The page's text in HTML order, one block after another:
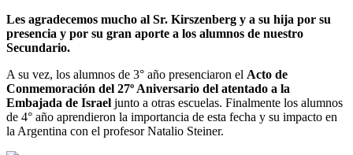
Les agradecemos mucho al Sr. Kirszenberg y a su hija por su
presencia y por su gran aporte a los alumnos de nuestro
Secundario.
A su vez, los alumnos de 3° año presenciaron el Acto de
Conmemoración del 27º Aniversario del atentado a la
Embajada de Israel junto a otras escuelas. Finalmente los alumnos
de 4° año aprendieron la importancia de esta fecha y su impacto en
la Argentina con el profesor Natalio Steiner.